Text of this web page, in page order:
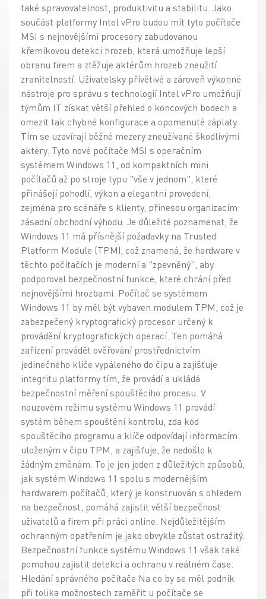
také spravovatelnost, produktivitu a stabilitu. Jako
součást platformy Intel vPro budou mít tyto počítače
MSI s nejnovějšími procesory zabudovanou
křemíkovou detekci hrozeb, která umožňuje lepší
obranu firem a ztěžuje aktérům hrozeb zneužití
zranitelností. Uživatelsky přívětivé a zároveň výkonné
nástroje pro správu s technologií Intel vPro umožňují
týmům IT získat větší přehled o koncových bodech a
omezit tak chybné konfigurace a opomenuté záplaty.
Tím se uzavírají běžné mezery zneužívané škodlivými
aktéry. Tyto nové počítače MSI s operačním
systémem Windows 11, od kompaktních mini
počítačů až po stroje typu "vše v jednom", které
přinášejí pohodlí, výkon a elegantní provedení,
zejména pro scénáře s klienty, přinesou organizacím
zásadní obchodní výhodu. Je důležité poznamenat, že
Windows 11 má přísnější požadavky na Trusted
Platform Module (TPM), což znamená, že hardware v
těchto počítačích je moderní a "zpevněný", aby
podporoval bezpečnostní funkce, které chrání před
nejnovějšími hrozbami. Počítač se systémem
Windows 11 by měl být vybaven modulem TPM, což je
zabezpečený kryptografický procesor určený k
provádění kryptografických operací. Ten pomáhá
zařízení provádět ověřování prostřednictvím
jedinečného klíče vypáleného do čipu a zajišťuje
integritu platformy tím, že provádí a ukládá
bezpečnostní měření spouštěcího procesu. V
nouzovém režimu systému Windows 11 provádí
systém během spouštění kontrolu, zda kód
spouštěcího programu a klíče odpovídají informacím
uloženým v čipu TPM, a zajišťuje, že nedošlo k
žádným změnám. To je jen jeden z důležitých způsobů,
jak systém Windows 11 spolu s modernějším
hardwarem počítačů, který je konstruován s ohledem
na bezpečnost, pomáhá zajistit větší bezpečnost
uživatelů a firem při práci online. Nejdůležitějším
ochranným opatřením je jako obvykle zůstat ostražitý.
Bezpečnostní funkce systému Windows 11 však také
pomohou zajistit detekci a ochranu v reálném čase.
Hledání správného počítače Na co by se měl podnik
při tolika možnostech zaměřit u počítače se